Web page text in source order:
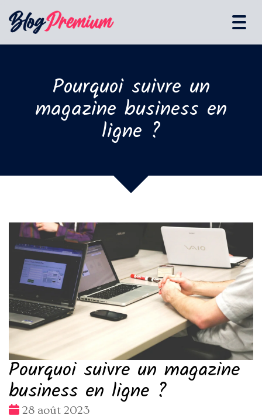
Pourquoi suivre un
magazine business en
ligne ?
Pourquoi suivre un magazine
business en ligne ?
Date
28 août 2023